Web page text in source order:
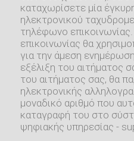
καταχωρίσετε μία
ηλεκτρονικού
τηλέφωνο επικοινωνίας.
επικοινωνίας θα
για την άμεση
εξέλιξη του αιτήματος
του αιτήματος σας, θα
ηλεκτρονικής
μοναδικό αριθμό που
καταγραφή του στο
ψηφιακής υπηρεσίας -